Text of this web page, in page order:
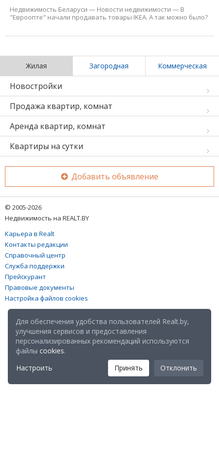
Недвижимость Беларуси — Новости недвижимости — В
"Евроопте" начали продавать товары IKEA. А так можно было?
Жилая Загородная Коммерческая
Новостройки
Продажа квартир, комнат
Аренда квартир, комнат
Квартиры на сутки
Добавить объявление
© 2005-2026
Недвижимость на REALT.BY
Карьера в Realt
Контакты редакции
Справочный центр
Служба поддержки
Прейскурант
Правовые документы
Настройка файлов cookies
Для обеспечения удобства пользователей Realt.by,
улучшения сервисов и предоставления
персонализированных рекомендаций используются
файлы cookies.
Настроить
Принять Отклонить